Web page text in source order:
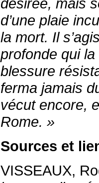
d’une plaie
la mort. Il
profonde qui
blessure
ferma jamais
vécut encore,
Rome. »
Sources et
VISSEAUX,